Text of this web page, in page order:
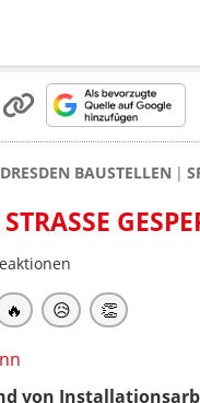
DRESDEN BAUSTELLEN
🔥 😥 👏
von